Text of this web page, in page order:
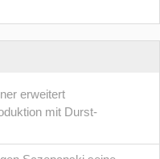
erweitert
mit Durst-